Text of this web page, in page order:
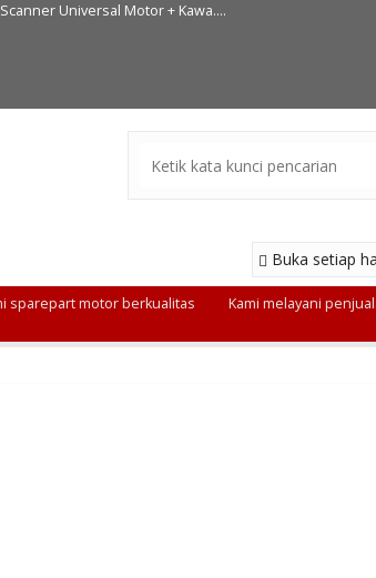
Universal Motor + Kawa....
Buka setiap
sparepart motor berkualitas Kami melayani